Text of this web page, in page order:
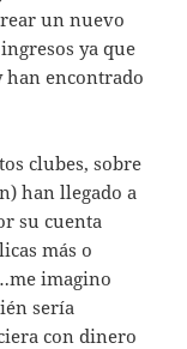
un nuevo
ya que
han encontrado
clubes, sobre
han llegado a
su cuenta
más o
imagino
sería
con dinero